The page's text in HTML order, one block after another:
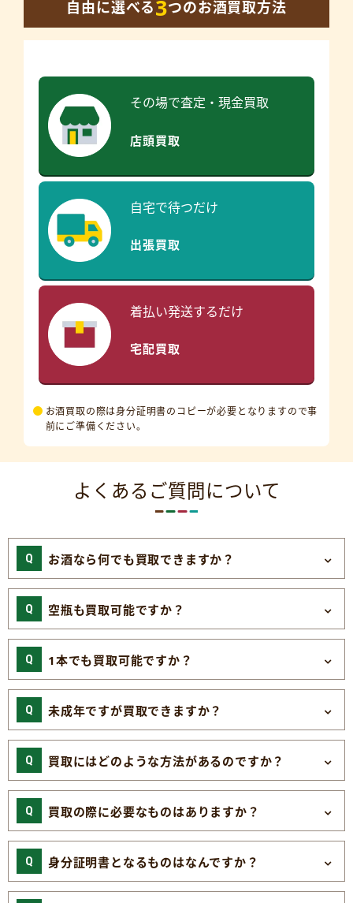
自由に選べる3つのお酒買取方法
その場で査定・現金買取
店頭買取
自宅で待つだけ
出張買取
着払い発送するだけ
宅配買取
お酒買取の際は身分証明書のコピーが必要となりますので事
前にご準備ください。
よくあるご質問について
お酒なら何でも買取できますか？
空瓶も買取可能ですか？
1本でも買取可能ですか？
未成年ですが買取できますか？
買取にはどのような方法があるのですか？
買取の際に必要なものはありますか？
身分証明書となるものはなんですか？